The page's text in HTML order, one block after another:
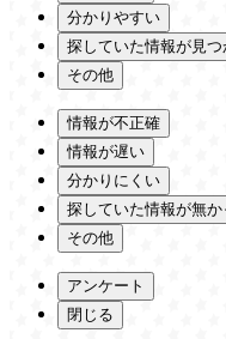
分かりやすい
探していた情報が見つ
その他
情報が不正確
情報が遅い
分かりにくい
探していた情報が無か
その他
アンケート
閉じる